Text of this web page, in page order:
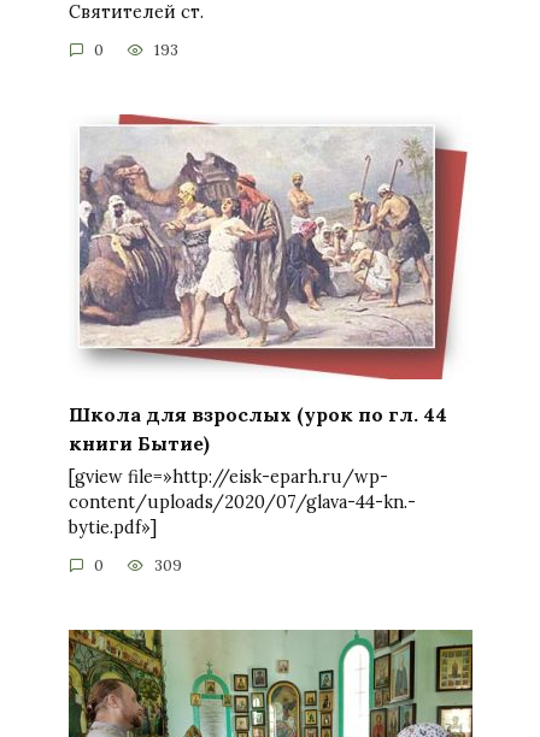
Святителей ст.
0 193
Школа для взрослых (урок по гл. 44
книги Бытие)
[gview file=»http://eisk-eparh.ru/wp-
content/uploads/2020/07/glava-44-kn.-
bytie.pdf»]
0 309